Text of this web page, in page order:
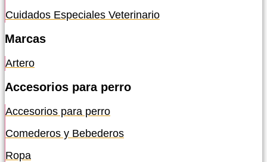
Cuidados Especiales Veterinario
Marcas
Artero
Accesorios para perro
Accesorios para perro
Comederos y Bebederos
Ropa